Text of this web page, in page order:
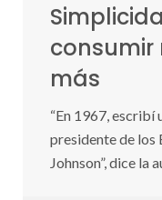
consumir
más
“En 1967, escribí
presidente de los
Johnson”, dice la